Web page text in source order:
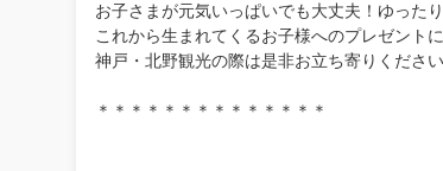
お子さまが元気いっぱいでも大丈夫！ゆった
これから生まれてくるお子様へのプレゼント
神戸・北野観光の際は是非お立ち寄りくださ
＊＊＊＊＊＊＊＊＊＊＊＊＊＊